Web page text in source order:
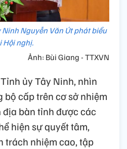
Ninh Nguyễn Văn Út phát biểu
Hội nghị.
Ảnh: Bùi Giang - TTXVN
ủy Tây Ninh, nhìn
bộ cấp trên cơ sở nhiệm
địa bàn tỉnh được các
hiện sự quyết tâm,
trách nhiệm cao, tập